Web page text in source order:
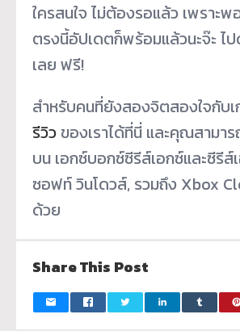
ใครสนใจ ไม่ต้องรอแล้ว เพราะ
ตรงนี้อัปเดตก็พร้อมแล้วนะจ๊ะ ไ
เลย ฟรี!
สำหรับคนที่ยังสองจิตสองใจกับเ
รีวิวของเราได้ที่นี่ และคุณสามาร
บน เอกซ์บอกซ์ซีรีส์เอกซ์และซีรีส์
ซอฟท์ วินโดวส์, รวมถึง Xbox
ด้วย
Share This Post